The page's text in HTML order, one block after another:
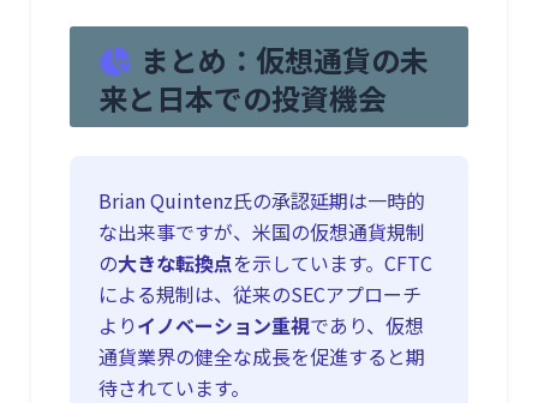
まとめ：仮想通貨の未
来と日本での投資機会
Brian Quintenz氏の承認延期は一時的
な出来事ですが、米国の仮想通貨規制
の大きな転換点を示しています。CFTC
による規制は、従来のSECアプローチ
よりイノベーション重視であり、仮想
通貨業界の健全な成長を促進すると期
待されています。